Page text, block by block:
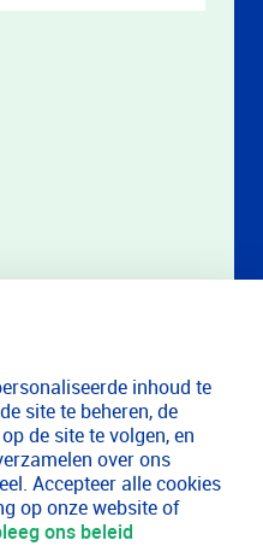
inhoud te
site te beheren, de
de site te volgen, en
over ons
Accepteer alle cookies
op onze website of
ons beleid